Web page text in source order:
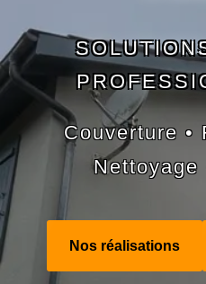
Couverture •
Nettoyage
Nos réalisations